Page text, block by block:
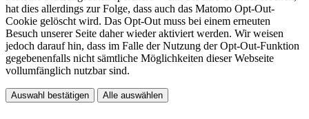
hat dies allerdings zur Folge, dass auch das Matomo Opt-Out-
Cookie gelöscht wird. Das Opt-Out muss bei einem erneuten
Besuch unserer Seite daher wieder aktiviert werden. Wir weisen
jedoch darauf hin, dass im Falle der Nutzung der Opt-Out-Funktion
gegebenenfalls nicht sämtliche Möglichkeiten dieser Webseite
vollumfänglich nutzbar sind.
Auswahl bestätigen Alle auswählen